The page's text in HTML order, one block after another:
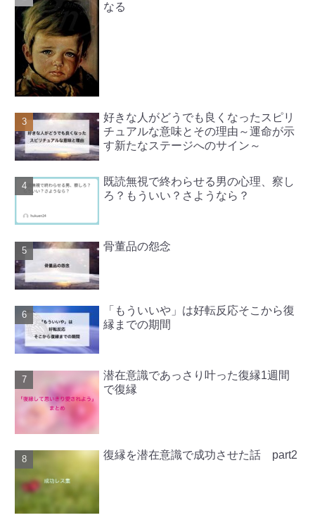
なる
好きな人がどうでも良くなったスピリ
チュアルな意味とその理由～運命が示
す新たなステージへのサイン～
既読無視で終わらせる男の心理、察し
ろ？もういい？さようなら？
骨董品の怨念
「もういいや」は好転反応そこから復
縁までの期間
潜在意識であっさり叶った復縁1週間
で復縁
復縁を潜在意識で成功させた話 part2